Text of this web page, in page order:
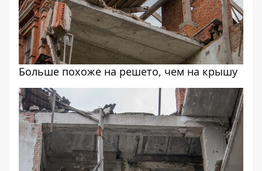
Больше похоже на решето, чем на крышу